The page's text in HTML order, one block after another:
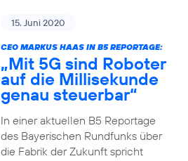
15. Juni 2020
CEO MARKUS HAAS IN B5 REPORTAGE:
„Mit 5G sind Roboter
auf die Millisekunde
genau steuerbar“
In einer aktuellen B5 Reportage
des Bayerischen Rundfunks über
die Fabrik der Zukunft spricht